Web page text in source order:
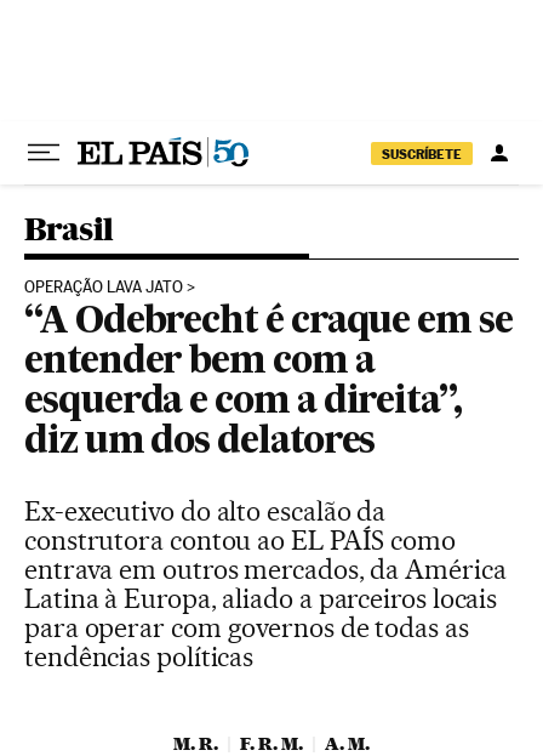
SUSCRÍBETE
Brasil
OPERAÇÃO LAVA JATO
“A Odebrecht é craque em se
entender bem com a
esquerda e com a direita”,
diz um dos delatores
Ex-executivo do alto escalão da
construtora contou ao EL PAÍS como
entrava em outros mercados, da América
Latina à Europa, aliado a parceiros locais
para operar com governos de todas as
tendências políticas
M. R. F. R. M. A. M.